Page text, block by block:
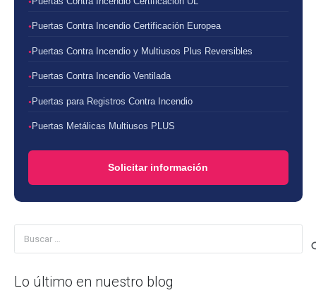
Puertas Contra Incendio Certificación Europea
Puertas Contra Incendio y Multiusos Plus Reversibles
Puertas Contra Incendio Ventilada
Puertas para Registros Contra Incendio
Puertas Metálicas Multiusos PLUS
Solicitar información
Lo último en nuestro blog